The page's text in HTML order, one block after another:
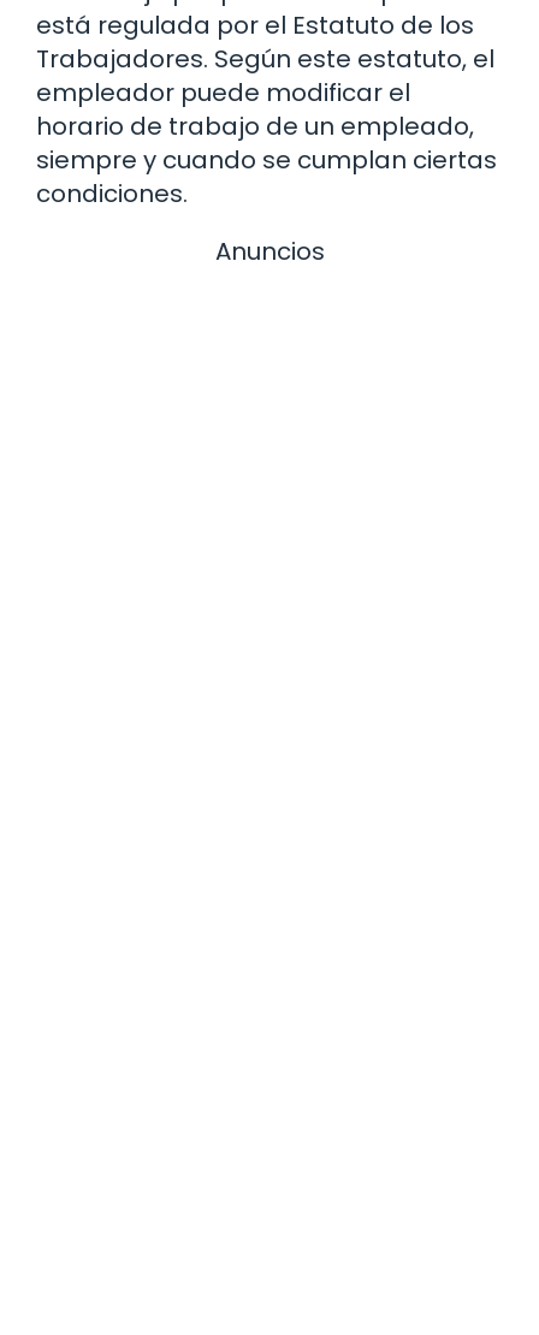
está regulada por el Estatuto de los
Trabajadores. Según este estatuto, el
empleador puede modificar el
horario de trabajo de un empleado,
siempre y cuando se cumplan ciertas
condiciones.
Anuncios